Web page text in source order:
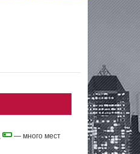
— много мест